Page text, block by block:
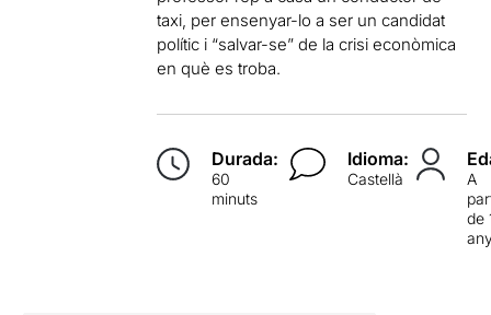
taxi, per ensenyar-lo a ser un candidat
polític i “salvar-se” de la crisi econòmica
en què es troba.
Durada:
60
minuts
Idioma:
Castellà
A
de